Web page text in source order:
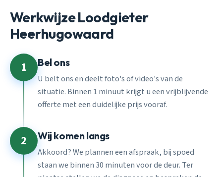
Werkwijze Loodgieter
Heerhugowaard
1 Bel ons
U belt ons en deelt foto's of video's van de
situatie. Binnen 1 minuut krijgt u een vrijblijvende
offerte met een duidelijke prijs vooraf.
2 Wij komen langs
Akkoord? We plannen een afspraak, bij spoed
staan we binnen 30 minuten voor de deur. Ter